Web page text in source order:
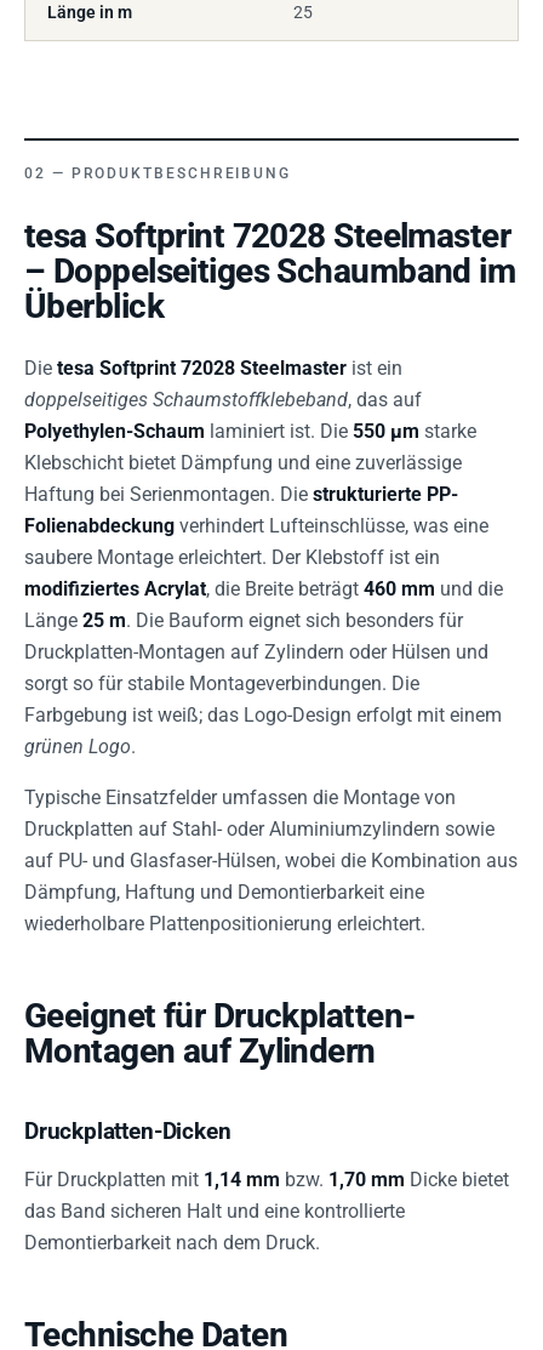
Länge in m 25
PRODUKTBESCHREIBUNG
tesa Softprint 72028 Steelmaster
– Doppelseitiges Schaumband im
Überblick
Die tesa Softprint 72028 Steelmaster ist ein
doppelseitiges Schaumstoffklebeband, das auf
Polyethylen-Schaum laminiert ist. Die 550 µm starke
Klebschicht bietet Dämpfung und eine zuverlässige
Haftung bei Serienmontagen. Die strukturierte PP-
Folienabdeckung verhindert Lufteinschlüsse, was eine
saubere Montage erleichtert. Der Klebstoff ist ein
modifiziertes Acrylat, die Breite beträgt 460 mm und die
Länge 25 m. Die Bauform eignet sich besonders für
Druckplatten-Montagen auf Zylindern oder Hülsen und
sorgt so für stabile Montageverbindungen. Die
Farbgebung ist weiß; das Logo-Design erfolgt mit einem
grünen Logo.
Typische Einsatzfelder umfassen die Montage von
Druckplatten auf Stahl- oder Aluminiumzylindern sowie
auf PU- und Glasfaser-Hülsen, wobei die Kombination aus
Dämpfung, Haftung und Demontierbarkeit eine
wiederholbare Plattenpositionierung erleichtert.
Geeignet für Druckplatten-
Montagen auf Zylindern
Druckplatten-Dicken
Für Druckplatten mit 1,14 mm bzw. 1,70 mm Dicke bietet
das Band sicheren Halt und eine kontrollierte
Demontierbarkeit nach dem Druck.
Technische Daten